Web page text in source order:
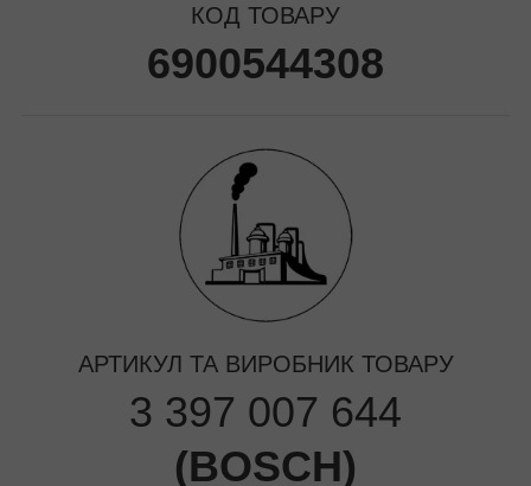
КОД ТОВАРУ
6900544308
АРТИКУЛ ТА ВИРОБНИК ТОВАРУ
3 397 007 644
(BOSCH)